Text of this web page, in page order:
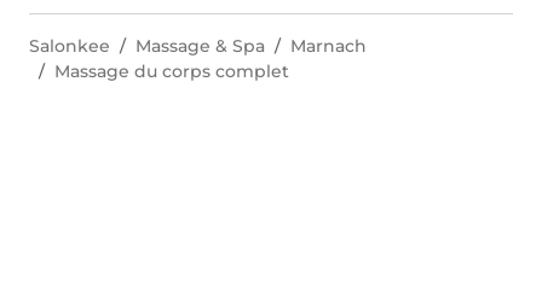
Salonkee Massage & Spa
Marnach
Massage du corps complet